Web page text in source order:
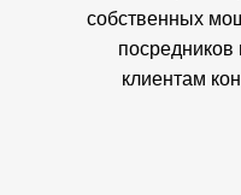
собственных
посредников
клиентам